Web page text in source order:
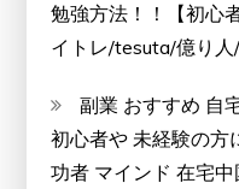
勉強方法！！【初心
イトレ/tesuta/億り人
副業 おすすめ 自
初心者や 未経験の方
功者 マインド 在宅